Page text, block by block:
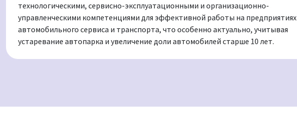
технологическими, сервисно-эксплуатационными и организационно-
управленческими компетенциями для эффективной работы на предприятиях
автомобильного сервиса и транспорта, что особенно актуально, учитывая
устаревание автопарка и увеличение доли автомобилей старше 10 лет.